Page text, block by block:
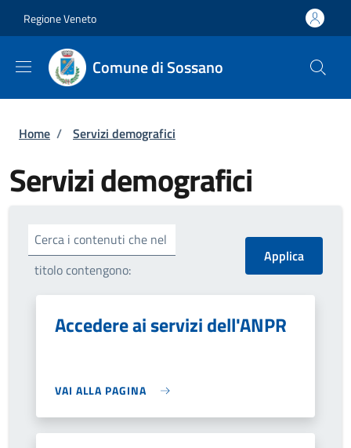
Regione Veneto
Comune di Sossano
Briciole di pane
Home / Servizi demografici
Servizi demografici
Cerca i contenuti che nel
titolo contengono:
Accedere ai servizi dell'ANPR
VAI ALLA PAGINA